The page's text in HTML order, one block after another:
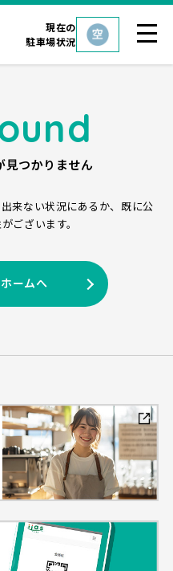
現在の
駐車場状況
見つかりません
来ない状況にあるか、既に公
ございます。
ームへ